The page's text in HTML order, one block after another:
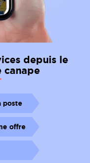
depuis le
canape
poste
offre